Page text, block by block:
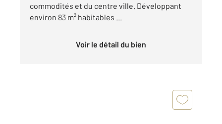
commodités et du centre ville. Développant
environ 83 m² habitables ...
Voir le détail du bien